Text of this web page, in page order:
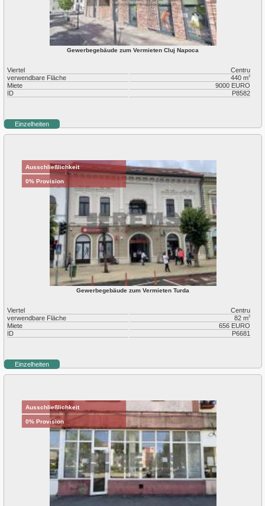
Gewerbegebäude zum Vermieten Cluj Napoca
Viertel
Centru
verwendbare Fläche
440 m2
Miete
9000 EURO
ID
P8582
Einzelheiten
Ausschließlichkeit
0% Provision
Gewerbegebäude zum Vermieten Turda
Viertel
Centru
verwendbare Fläche
82 m2
Miete
656 EURO
ID
P6681
Einzelheiten
Ausschließlichkeit
0% Provision